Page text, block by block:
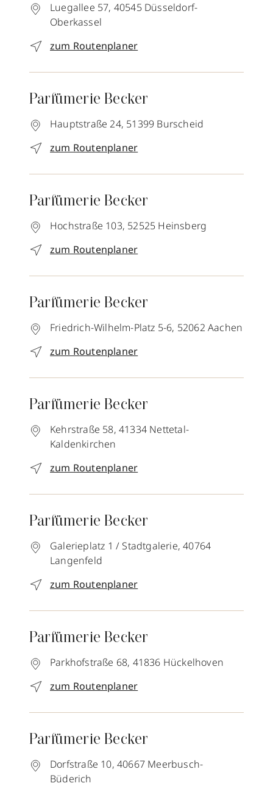
Luegallee 57, 40545 Düsseldorf-
Oberkassel
zum Routenplaner
Parfümerie Becker
Hauptstraße 24, 51399 Burscheid
zum Routenplaner
Parfümerie Becker
Hochstraße 103, 52525 Heinsberg
zum Routenplaner
Parfümerie Becker
Friedrich-Wilhelm-Platz 5-6, 52062 Aachen
zum Routenplaner
Parfümerie Becker
Kehrstraße 58, 41334 Nettetal-
Kaldenkirchen
zum Routenplaner
Parfümerie Becker
Galerieplatz 1 / Stadtgalerie, 40764
Langenfeld
zum Routenplaner
Parfümerie Becker
Parkhofstraße 68, 41836 Hückelhoven
zum Routenplaner
Parfümerie Becker
Dorfstraße 10, 40667 Meerbusch-
Büderich